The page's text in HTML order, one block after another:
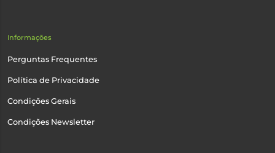
Informações
Perguntas Frequentes
Política de Privacidade
Condições Gerais
Condições Newsletter